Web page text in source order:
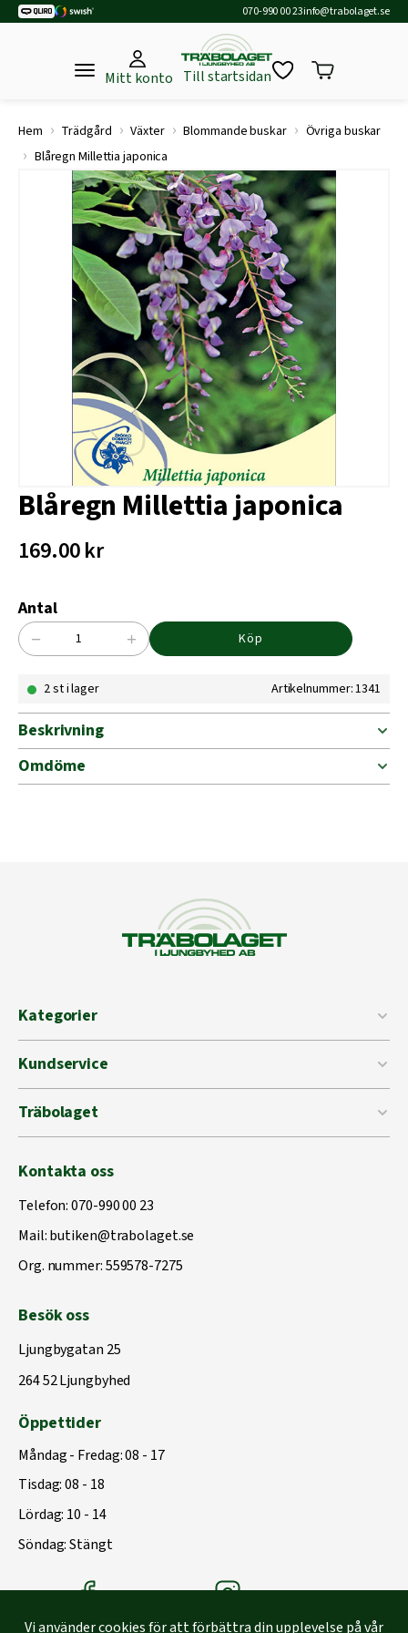
070-990 00 23info@trabolaget.se
Mitt konto Till startsidan
Hem › Trädgård › Växter › Blommande buskar › Övriga buskar
› Blåregn Millettia japonica
Blåregn Millettia japonica
169.00kr
Antal
Blåregn
japonica
− + Köp
2 st i lager Artikelnummer: 1341
Beskrivning
Omdöme
Kategorier
Kundservice
Träbolaget
Kontakta oss
Telefon:070-990 00 23
Mail:butiken@trabolaget.se
Org. nummer: 559578-7275
Besök oss
Ljungbygatan 25
264 52 Ljungbyhed
Öppettider
Måndag - Fredag: 08 - 17
Tisdag: 08 - 18
Lördag: 10 - 14
Söndag: Stängt
Träbolagets FacebookTräbolagets instagram